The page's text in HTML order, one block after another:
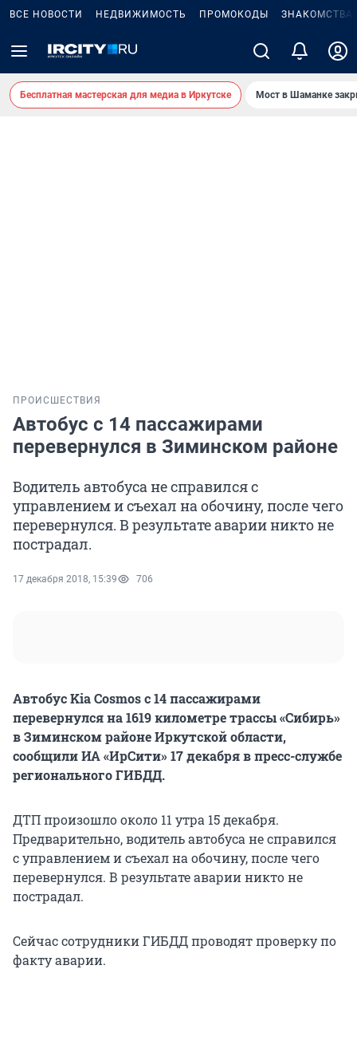
ВСЕ НОВОСТИ НЕДВИЖИМОСТЬ ПРОМОКОДЫ ЗНАКОМСТВА
Бесплатная мастерская для медиа в Иркутске Мост в Шаманке
ПРОИСШЕСТВИЯ
Автобус с 14 пассажирами
перевернулся в Зиминском районе
Водитель автобуса не справился с
управлением и съехал на обочину, после чего
перевернулся. В результате аварии никто не
пострадал.
17 декабря 2018, 15:39 706
Автобус Kia Cosmos с 14 пассажирами
перевернулся на 1619 километре трассы «Сибирь»
в Зиминском районе Иркутской области,
сообщили ИА «ИрСити» 17 декабря в пресс-службе
регионального ГИБДД.
ДТП произошло около 11 утра 15 декабря.
Предварительно, водитель автобуса не справился
с управлением и съехал на обочину, после чего
перевернулся. В результате аварии никто не
пострадал.
Сейчас сотрудники ГИБДД проводят проверку по
факту аварии.